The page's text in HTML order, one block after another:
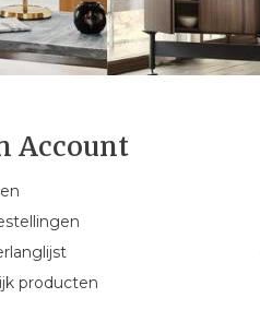
Account
producten